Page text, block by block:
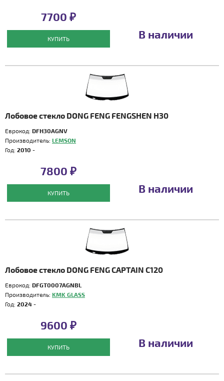
7700 ₽
КУПИТЬ В наличии
Лобовое стекло DONG FENG FENGSHEN H30
Еврокод: DFH30AGNV
Производитель: LEMSON
Год: 2010 -
7800 ₽
КУПИТЬ В наличии
Лобовое стекло DONG FENG CAPTAIN C120
Еврокод: DFGT0007AGNBL
Производитель: KMK GLASS
Год: 2024 -
9600 ₽
КУПИТЬ В наличии